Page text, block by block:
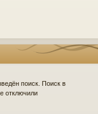
поиск. Поиск в
отключили